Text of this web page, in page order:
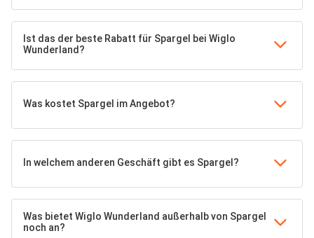
Ist das der beste Rabatt für Spargel bei Wiglo
Wunderland?
Was kostet Spargel im Angebot?
In welchem anderen Geschäft gibt es Spargel?
Was bietet Wiglo Wunderland außerhalb von Spargel
noch an?